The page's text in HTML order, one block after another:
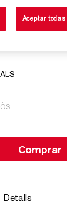
Comprar
Detalls
Aceptar